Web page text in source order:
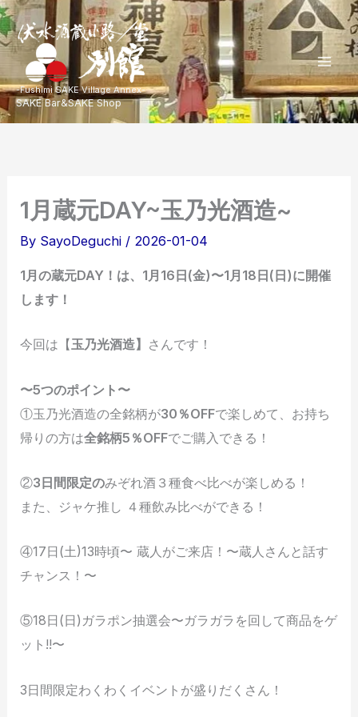
内
容
ス
キ
-Fushimi SAKE Village Annex-
SAKE Bar&SAKE Shop
1月蔵元DAY~玉乃光酒造~
By SayoDeguchi / 2026-01-04
1月の蔵元DAY！は、1月16日(金)〜1月18日(日)に開催
します！
今回は【玉乃光酒造】 さんです！
〜5つのポイント〜
①玉乃光酒造の全銘柄が30％OFFで楽しめて、お持ち
帰りの方は全銘柄5％OFFでご購入できる！
②3日間限定のみぞれ酒３種食べ比べが楽しめる！
また、ジャケ推し ４種飲み比べができる！
④17日(土)13時頃〜 蔵人がご来店！〜蔵人さんと話す
チャンス！〜
⑤18日(日)ガラポン抽選会〜ガラガラを回して商品をゲ
ット!!〜
3日間限定わくわくイベントが盛りだくさん！